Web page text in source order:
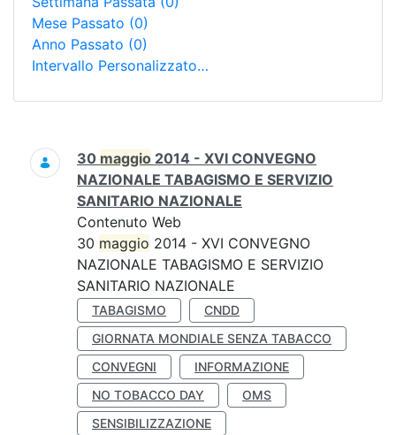
Mese Passato (0)
Anno Passato (0)
Intervallo Personalizzato…
Ricerca
30 maggio 2014 - XVI CONVEGNO
NAZIONALE TABAGISMO E SERVIZIO
SANITARIO NAZIONALE
Contenuto Web
30 maggio 2014 - XVI CONVEGNO
NAZIONALE TABAGISMO E SERVIZIO
SANITARIO NAZIONALE
TABAGISMO
CNDD
GIORNATA MONDIALE SENZA TABACCO
CONVEGNI
INFORMAZIONE
NO TOBACCO DAY
OMS
SENSIBILIZZAZIONE